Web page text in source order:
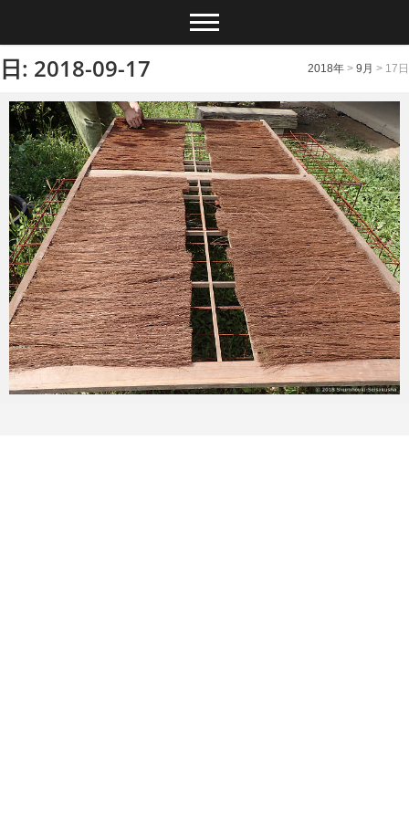
日: 2018-09-17 2018年 > 9月 > 17日